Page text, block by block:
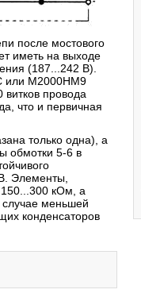
после мостового
иметь на выходе
(187...242 В).
или М2000НМ9
провода
что и первичная
только одна), а
обмотки 5-6 в
Элементы,
кОм, а
меньшей
конденсаторов